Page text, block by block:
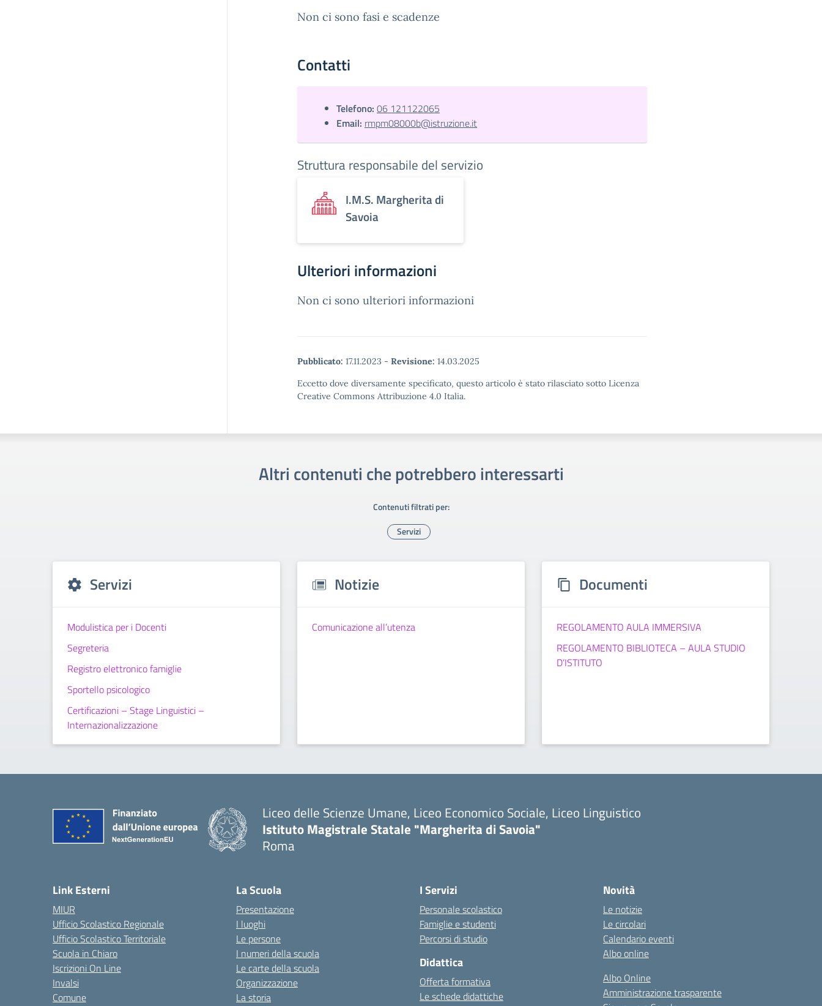
Non ci sono fasi e scadenze
Contatti
Telefono: 06 121122065
Email: rmpm08000b@istruzione.it
Struttura responsabile del servizio
I.M.S. Margherita di
Savoia
Ulteriori informazioni
Non ci sono ulteriori informazioni
Pubblicato: 17.11.2023 - Revisione: 14.03.2025
Eccetto dove diversamente specificato, questo articolo è stato rilasciato sotto Licenza
Creative Commons Attribuzione 4.0 Italia.
Altri contenuti che potrebbero interessarti
Contenuti filtrati per:
Servizi
Servizi
Modulistica per i Docenti
Segreteria
Registro elettronico famiglie
Sportello psicologico
Certificazioni – Stage Linguistici –
Internazionalizzazione
Notizie
Comunicazione all’utenza
Documenti
REGOLAMENTO AULA IMMERSIVA
REGOLAMENTO BIBLIOTECA – AULA STUDIO
D’ISTITUTO
Liceo delle Scienze Umane, Liceo Economico Sociale, Liceo Linguistico
Istituto Magistrale Statale "Margherita di Savoia"
Roma
Link Esterni
MIUR
Ufficio Scolastico Regionale
Ufficio Scolastico Territoriale
Scuola in Chiaro
Iscrizioni On Line
Invalsi
Comune
La Scuola
Presentazione
I luoghi
Le persone
I numeri della scuola
Le carte della scuola
Organizzazione
La storia
I Servizi
Personale scolastico
Famiglie e studenti
Percorsi di studio
Didattica
Offerta formativa
Le schede didattiche
Novità
Le notizie
Le circolari
Calendario eventi
Albo online
Albo Online
Amministrazione trasparente